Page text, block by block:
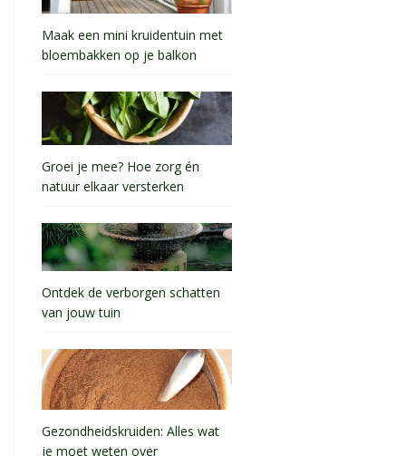
Maak een mini kruidentuin met
bloembakken op je balkon
Groei je mee? Hoe zorg én
natuur elkaar versterken
Ontdek de verborgen schatten
van jouw tuin
Gezondheidskruiden: Alles wat